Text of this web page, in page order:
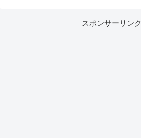
スポンサーリンク